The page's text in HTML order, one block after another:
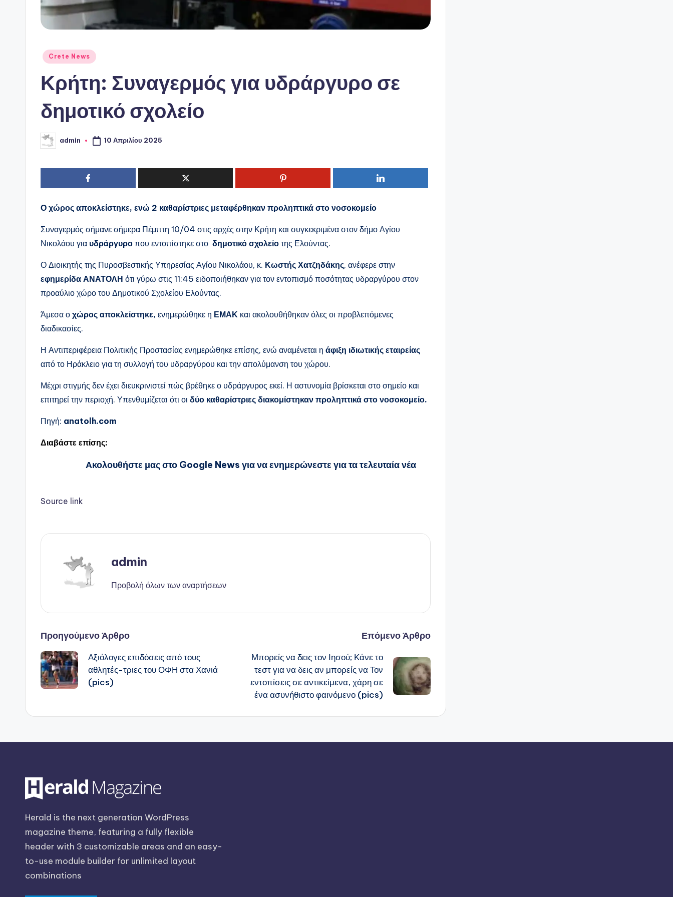
Αναρτήθηκε
Crete News
Κρήτη: Συναγερμός για υδράργυρο σε
δημοτικό σχολείο
Συγγραφέας:
admin 10 Απριλίου 2025
Ο χώρος αποκλείστηκε, ενώ 2 καθαρίστριες μεταφέρθηκαν προληπτικά στο νοσοκομείο
Συναγερμός σήμανε σήμερα Πέμπτη 10/04 στις αρχές στην Κρήτη και συγκεκριμένα στον δήμο Αγίου
Νικολάου για υδράργυρο που εντοπίστηκε στο δημοτικό σχολείο της Ελούντας.
Ο Διοικητής της Πυροσβεστικής Υπηρεσίας Αγίου Νικολάου, κ. Κωστής Χατζηδάκης, ανέφερε στην
εφημερίδα ΑΝΑΤΟΛΗ ότι γύρω στις 11:45 ειδοποιήθηκαν για τον εντοπισμό ποσότητας υδραργύρου στον
προαύλιο χώρο του Δημοτικού Σχολείου Ελούντας.
Άμεσα ο χώρος αποκλείστηκε, ενημερώθηκε η ΕΜΑΚ και ακολουθήθηκαν όλες οι προβλεπόμενες
διαδικασίες.
Η Αντιπεριφέρεια Πολιτικής Προστασίας ενημερώθηκε επίσης, ενώ αναμένεται η άφιξη ιδιωτικής εταιρείας
από το Ηράκλειο για τη συλλογή του υδραργύρου και την απολύμανση του χώρου.
Μέχρι στιγμής δεν έχει διευκρινιστεί πώς βρέθηκε ο υδράργυρος εκεί. Η αστυνομία βρίσκεται στο σημείο και
επιτηρεί την περιοχή. Υπενθυμίζεται ότι οι δύο καθαρίστριες διακομίστηκαν προληπτικά στο νοσοκομείο.
Πηγή: anatolh.com
Διαβάστε επίσης:
Ακολουθήστε μας στο Google News για να ενημερώνεστε για τα τελευταία νέα
Source link
admin
Προβολή όλων των αναρτήσεων
Πλοήγηση
δημοσιεύσεων
Προηγούμενο Άρθρο
Αξιόλογες επιδόσεις από τους
αθλητές-τριες του ΟΦΗ στα Χανιά
(pics)
Επόμενο Άρθρο
Μπορείς να δεις τον Ιησού; Κάνε το
τεστ για να δεις αν μπορείς να Τον
εντοπίσεις σε αντικείμενα, χάρη σε
ένα ασυνήθιστο φαινόμενο (pics)
Herald is the next generation WordPress
magazine theme, featuring a fully flexible
header with 3 customizable areas and an easy-
to-use module builder for unlimited layout
combinations